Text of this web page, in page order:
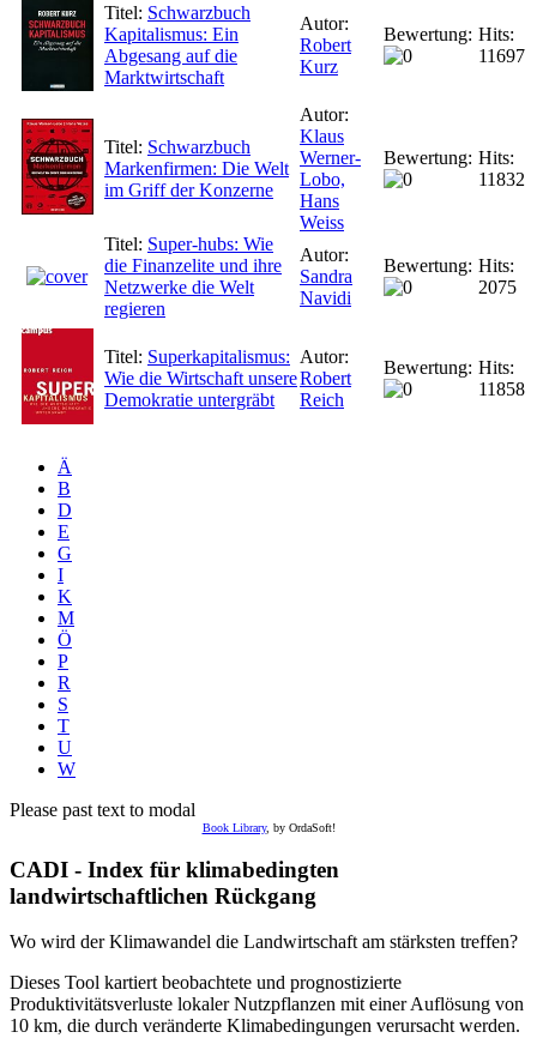
Titel: Schwarzbuch
Kapitalismus: Ein
Abgesang auf die
Marktwirtschaft
Autor:
Robert
Kurz
Bewertung: Hits:
11697
Titel: Schwarzbuch
Markenfirmen: Die Welt
im Griff der Konzerne
Autor:
Klaus
Werner-
Lobo,
Hans
Weiss
Bewertung: Hits:
11832
Titel: Super-hubs: Wie
die Finanzelite und ihre
Netzwerke die Welt
regieren
Autor:
Sandra
Navidi
Bewertung: Hits:
2075
Titel: Superkapitalismus:
Wie die Wirtschaft unsere
Demokratie untergräbt
Autor:
Robert
Reich
Bewertung: Hits:
11858
Ä
B
D
E
G
I
K
M
Ö
P
R
S
T
U
W
Please past text to modal
Book Library, by OrdaSoft!
CADI - Index für klimabedingten
landwirtschaftlichen Rückgang
Wo wird der Klimawandel die Landwirtschaft am stärksten treffen?
Dieses Tool kartiert beobachtete und prognostizierte
Produktivitätsverluste lokaler Nutzpflanzen mit einer Auflösung von
10 km, die durch veränderte Klimabedingungen verursacht werden.